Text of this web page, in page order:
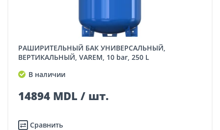
РАШИРИТЕЛЬНЫЙ БАК УНИВЕРСАЛЬНЫЙ,
ВЕРТИКАЛЬНЫЙ, VAREM, 10 bar, 250 L
В наличии
14894 MDL / шт.
Сравнить